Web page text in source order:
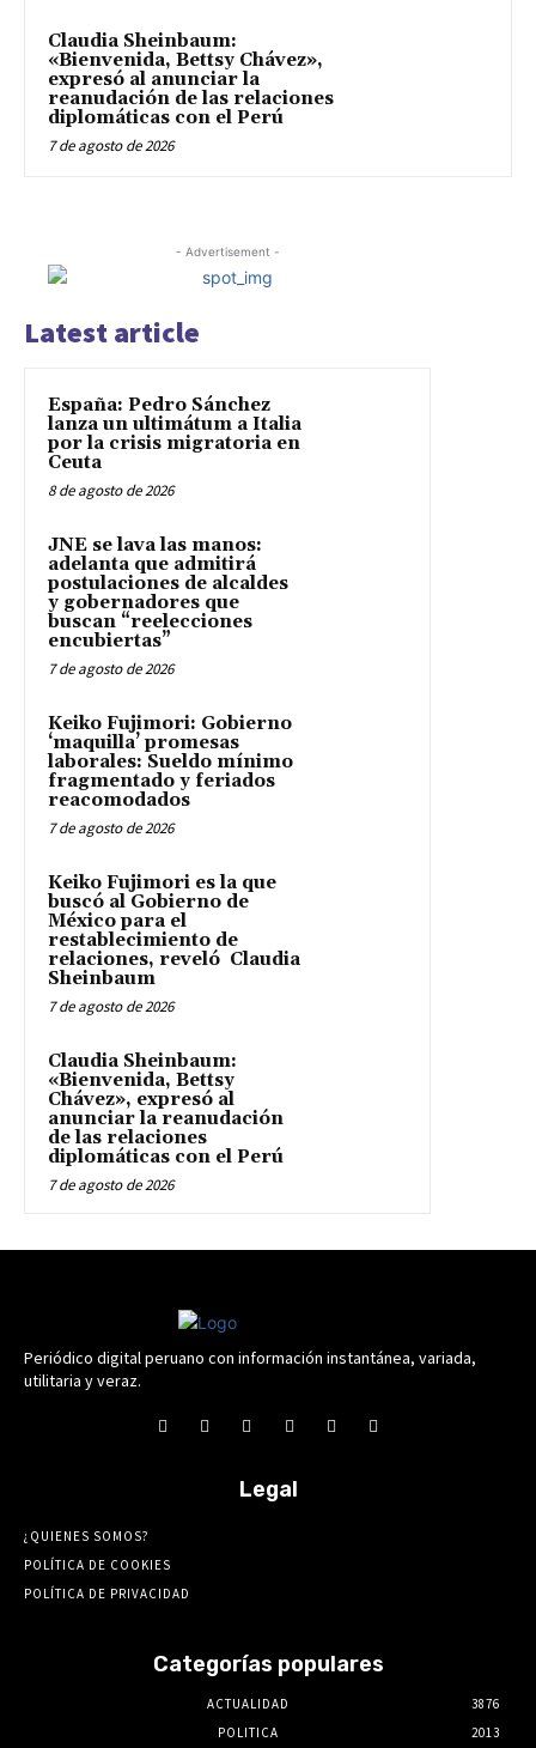
Claudia Sheinbaum:
«Bienvenida, Bettsy Chávez»,
expresó al anunciar la
reanudación de las relaciones
diplomáticas con el Perú
7 de agosto de 2026
- Advertisement -
Latest article
España: Pedro Sánchez
lanza un ultimátum a Italia
por la crisis migratoria en
Ceuta
8 de agosto de 2026
JNE se lava las manos:
adelanta que admitirá
postulaciones de alcaldes
y gobernadores que
buscan “reelecciones
encubiertas”
7 de agosto de 2026
Keiko Fujimori: Gobierno
‘maquilla’ promesas
laborales: Sueldo mínimo
fragmentado y feriados
reacomodados
7 de agosto de 2026
Keiko Fujimori es la que
buscó al Gobierno de
México para el
restablecimiento de
relaciones, reveló Claudia
Sheinbaum
7 de agosto de 2026
Claudia Sheinbaum:
«Bienvenida, Bettsy
Chávez», expresó al
anunciar la reanudación
de las relaciones
diplomáticas con el Perú
7 de agosto de 2026
Periódico digital peruano con información instantánea, variada,
utilitaria y veraz.
Legal
¿QUIENES SOMOS?
POLÍTICA DE COOKIES
POLÍTICA DE PRIVACIDAD
Categorías populares
ACTUALIDAD
3876
POLITICA
2013